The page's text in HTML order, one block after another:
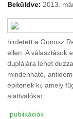
Beküldve: 2013.
hirdetett a Gonosz
ellen. A választások
duplájára lehet
mindenható,
építenek ki, amely
alattvalókat.
publikációk